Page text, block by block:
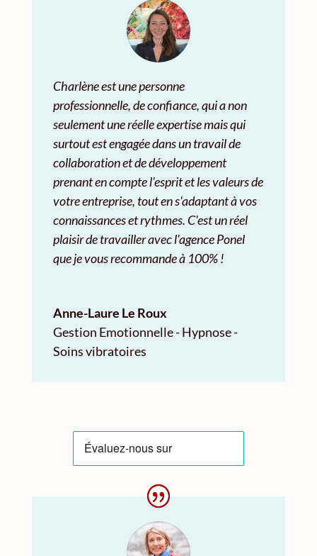
Charlène est une personne
professionnelle, de confiance, qui a non
seulement une réelle expertise mais qui
surtout est engagée dans un travail de
collaboration et de développement
prenant en compte l'esprit et les valeurs de
votre entreprise, tout en s'adaptant à vos
connaissances et rythmes. C'est un réel
plaisir de travailler avec l'agence Ponel
que je vous recommande à 100% !
Anne-Laure Le Roux
Gestion Emotionnelle - Hypnose -
Soins vibratoires